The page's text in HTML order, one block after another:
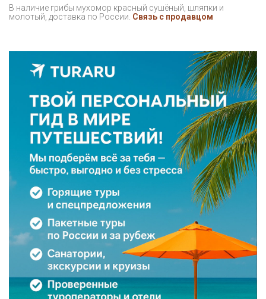
В наличие грибы мухомор красный сушёный, шляпки и
молотый, доставка по России. Связь с продавцом